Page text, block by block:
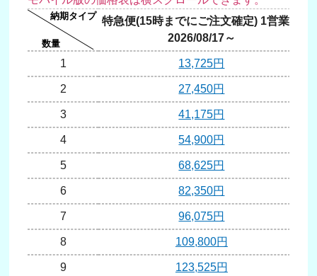
特急便(15時までにご注文確定) 1営業日
2026/08/17～
1 13,725円
2 27,450円
3 41,175円
4 54,900円
5 68,625円
6 82,350円
7 96,075円
8 109,800円
9 123,525円